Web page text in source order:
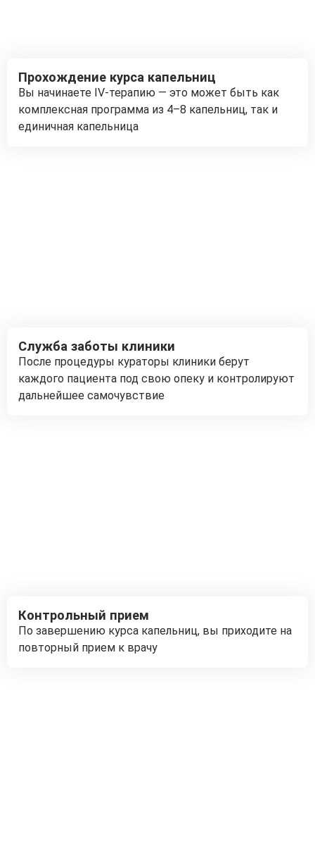
Прохождение курса капельниц
Вы начинаете IV-терапию — это может быть как
комплексная программа из 4–8 капельниц, так и
единичная капельница
Служба заботы клиники
После процедуры кураторы клиники берут
каждого пациента под свою опеку и контролируют
дальнейшее самочувствие
Контрольный прием
По завершению курса капельниц, вы приходите на
повторный прием к врачу